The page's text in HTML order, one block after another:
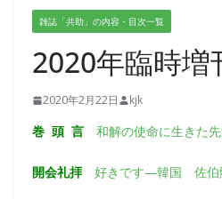
雑誌「共助」の内容・目次一覧
2020年臨時増
2020年2月22日 kjk
巻 頭 言 和解の使命に生きた
開会礼拝 好きです―韓国 佐伯